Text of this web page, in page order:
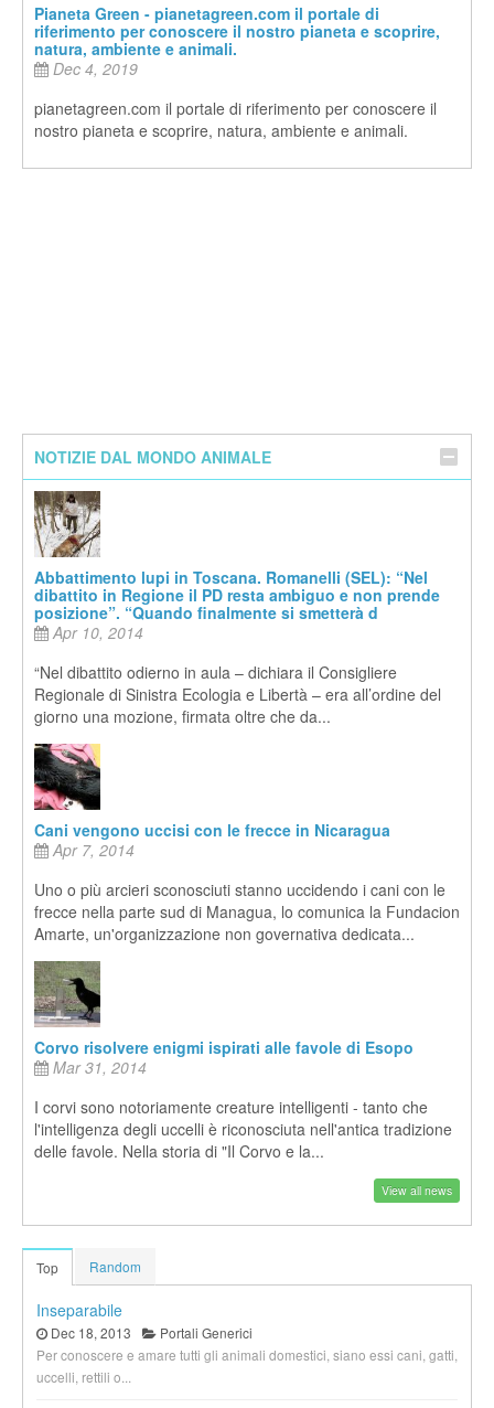
Pianeta Green - pianetagreen.com il portale di
riferimento per conoscere il nostro pianeta e scoprire,
natura, ambiente e animali.
Dec 4, 2019
pianetagreen.com il portale di riferimento per conoscere il
nostro pianeta e scoprire, natura, ambiente e animali.
NOTIZIE DAL MONDO ANIMALE
Abbattimento lupi in Toscana. Romanelli (SEL): “Nel
dibattito in Regione il PD resta ambiguo e non prende
posizione”. “Quando finalmente si smetterà d
Apr 10, 2014
“Nel dibattito odierno in aula – dichiara il Consigliere
Regionale di Sinistra Ecologia e Libertà – era all’ordine del
giorno una mozione, firmata oltre che da...
Cani vengono uccisi con le frecce in Nicaragua
Apr 7, 2014
Uno o più arcieri sconosciuti stanno uccidendo i cani con le
frecce nella parte sud di Managua, lo comunica la Fundacion
Amarte, un'organizzazione non governativa dedicata...
Corvo risolvere enigmi ispirati alle favole di Esopo
Mar 31, 2014
I corvi sono notoriamente creature intelligenti - tanto che
l'intelligenza degli uccelli è riconosciuta nell'antica tradizione
delle favole. Nella storia di "Il Corvo e la...
View all news
Top Random
Inseparabile
Dec 18, 2013
Portali Generici
Per conoscere e amare tutti gli animali domestici, siano essi cani, gatti,
uccelli, rettili o...